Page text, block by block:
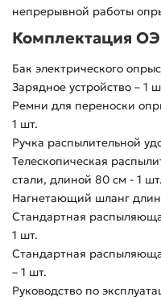
непрерывной работы
Комплектация
Бак электрического
Зарядное устройство – 1
Ремни для переноски
1 шт.
Ручка распылительной
Телескопическая
стали, длиной 80 см - 1 шт.
Нагнетающий шланг
Стандартная
1 шт.
Стандартная
– 1 шт.
Руководство по